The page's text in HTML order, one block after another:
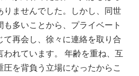
りませんでした。しかし、同世
多いことから、プライベート
て再会し、徐々に連絡を取り合
われています。 年齢を重ね、互
圧を背負う立場になったからこ